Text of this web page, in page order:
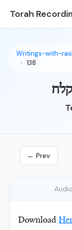
Torah
Writings-with-
138
← Prev
Download